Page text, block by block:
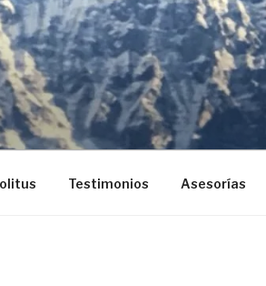
Testimonios Asesorías